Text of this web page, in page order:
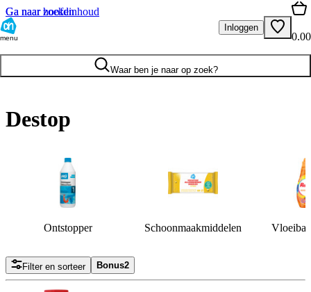
Ga naar hoofdinhoud
Ga naar zoeken
menu
Inloggen
0.00
Waar ben je naar op zoek?
Destop
Ontstopper Schoonmaakmiddelen
Filter en sorteer Bonus2